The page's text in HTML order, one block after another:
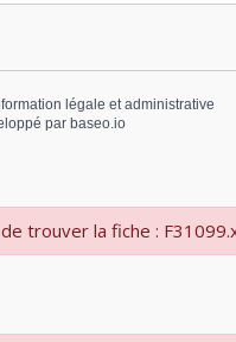
légale et administrative
par baseo.io
trouver la fiche :